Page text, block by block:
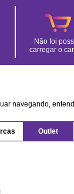
Não foi
carregar o
navegando,
Outlet